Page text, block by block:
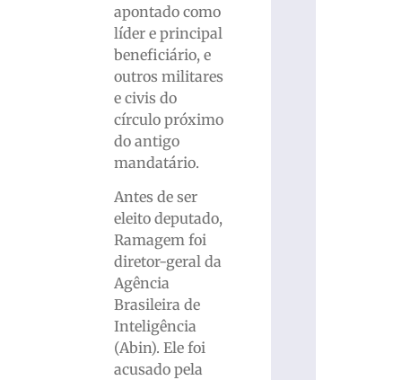
apontado como
líder e principal
beneficiário, e
outros militares
e civis do
círculo próximo
do antigo
mandatário.
Antes de ser
eleito deputado,
Ramagem foi
diretor-geral da
Agência
Brasileira de
Inteligência
(Abin). Ele foi
acusado pela